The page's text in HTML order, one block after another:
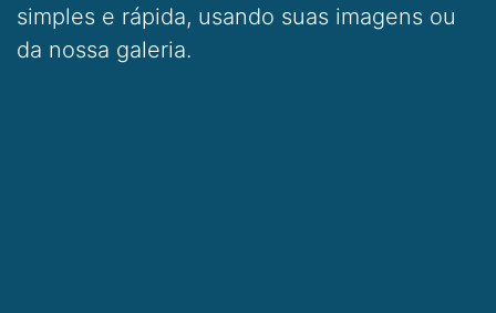
simples e rápida, usando suas imagens ou
da nossa galeria.